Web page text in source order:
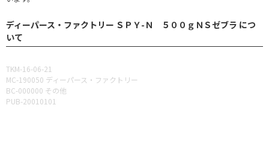
ディーパース・ファクトリー ＳＰＹ-Ｎ ５００ｇＮＳゼブラ につ
いて
TKM-16-06-21
MC-190050 ディーパース・ファクトリー
BC-000000 その他
PUB-20010101